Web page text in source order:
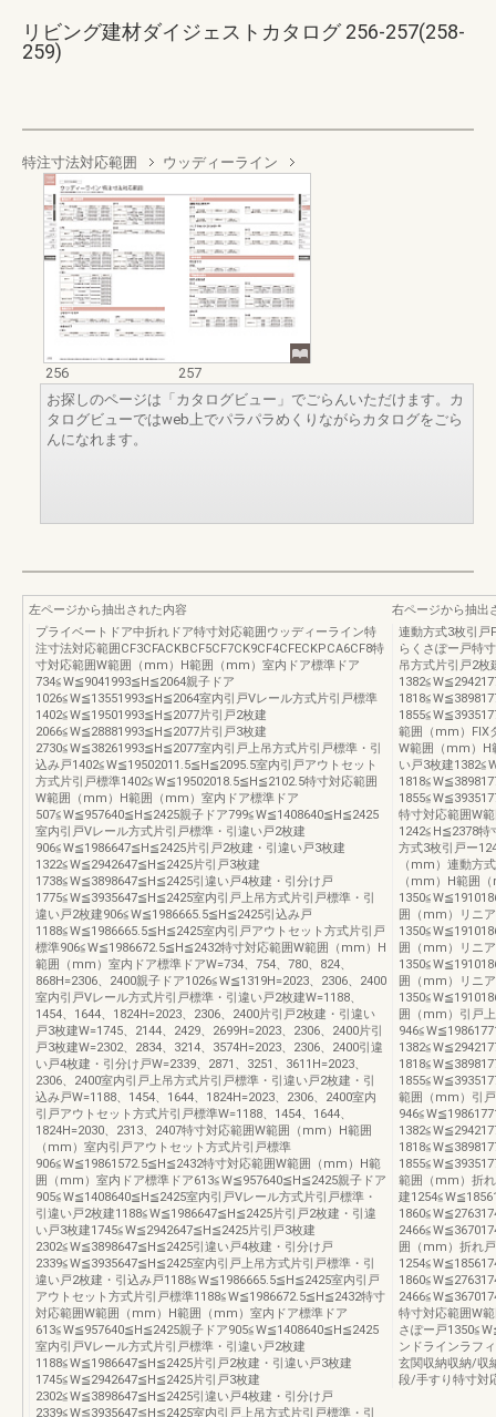
リビング建材ダイジェストカタログ 256-257(258-
259)
特注寸法対応範囲 ウッディーライン
256
257
お探しのページは「カタログビュー」でごらんいただけます。カ
タログビューではweb上でパラパラめくりながらカタログをごら
んになれます。
左ページから抽出された内容
プライベートドア中折れドア特寸対応範囲ウッディーライン特
注寸法対応範囲CF3CFACKBCF5CF7CK9CF4CFECKPCA6CF8特
寸対応範囲W範囲（mm）H範囲（mm）室内ドア標準ドア
734≦W≦9041993≦H≦2064親子ドア
1026≦W≦13551993≦H≦2064室内引戸Vレール方式片引戸標準
1402≦W≦19501993≦H≦2077片引戸2枚建
2066≦W≦28881993≦H≦2077片引戸3枚建
2730≦W≦38261993≦H≦2077室内引戸上吊方式片引戸標準・引
込み戸1402≦W≦19502011.5≦H≦2095.5室内引戸アウトセット
方式片引戸標準1402≦W≦19502018.5≦H≦2102.5特寸対応範囲
W範囲（mm）H範囲（mm）室内ドア標準ドア
507≦W≦957640≦H≦2425親子ドア799≦W≦1408640≦H≦2425
室内引戸Vレール方式片引戸標準・引違い戸2枚建
906≦W≦1986647≦H≦2425片引戸2枚建・引違い戸3枚建
1322≦W≦2942647≦H≦2425片引戸3枚建
1738≦W≦3898647≦H≦2425引違い戸4枚建・引分け戸
1775≦W≦3935647≦H≦2425室内引戸上吊方式片引戸標準・引
違い戸2枚建906≦W≦1986665.5≦H≦2425引込み戸
1188≦W≦1986665.5≦H≦2425室内引戸アウトセット方式片引戸
標準906≦W≦1986672.5≦H≦2432特寸対応範囲W範囲（mm）H
範囲（mm）室内ドア標準ドアW=734、754、780、824、
868H=2306、2400親子ドア1026≦W≦1319H=2023、2306、2400
室内引戸Vレール方式片引戸標準・引違い戸2枚建W=1188、
1454、1644、1824H=2023、2306、2400片引戸2枚建・引違い
戸3枚建W=1745、2144、2429、2699H=2023、2306、2400片引
戸3枚建W=2302、2834、3214、3574H=2023、2306、2400引違
い戸4枚建・引分け戸W=2339、2871、3251、3611H=2023、
2306、2400室内引戸上吊方式片引戸標準・引違い戸2枚建・引
込み戸W=1188、1454、1644、1824H=2023、2306、2400室内
引戸アウトセット方式片引戸標準W=1188、1454、1644、
1824H=2030、2313、2407特寸対応範囲W範囲（mm）H範囲
（mm）室内引戸アウトセット方式片引戸標準
906≦W≦19861572.5≦H≦2432特寸対応範囲W範囲（mm）H範
囲（mm）室内ドア標準ドア613≦W≦957640≦H≦2425親子ドア
905≦W≦1408640≦H≦2425室内引戸Vレール方式片引戸標準・
引違い戸2枚建1188≦W≦1986647≦H≦2425片引戸2枚建・引違
い戸3枚建1745≦W≦2942647≦H≦2425片引戸3枚建
2302≦W≦3898647≦H≦2425引違い戸4枚建・引分け戸
2339≦W≦3935647≦H≦2425室内引戸上吊方式片引戸標準・引
違い戸2枚建・引込み戸1188≦W≦1986665.5≦H≦2425室内引戸
アウトセット方式片引戸標準1188≦W≦1986672.5≦H≦2432特寸
対応範囲W範囲（mm）H範囲（mm）室内ドア標準ドア
613≦W≦957640≦H≦2425親子ドア905≦W≦1408640≦H≦2425
室内引戸Vレール方式片引戸標準・引違い戸2枚建
1188≦W≦1986647≦H≦2425片引戸2枚建・引違い戸3枚建
1745≦W≦2942647≦H≦2425片引戸3枚建
2302≦W≦3898647≦H≦2425引違い戸4枚建・引分け戸
2339≦W≦3935647≦H≦2425室内引戸上吊方式片引戸標準・引
右ページから抽出
連動方式3枚引戸
らくさぽー戸特
吊方式片引戸2枚
範囲（mm）FIX
W範囲（mm）H
い戸3枚建
特寸対応範囲W
1242≦H≦2378特
方式3枚引戸ー
（mm）連動方
（mm）H範囲
囲（mm）リニ
囲（mm）リニ
囲（mm）リニ
囲（mm）引戸
範囲（mm）引
範囲（mm）折
建
囲（mm）折れ
特寸対応範囲W
さぽー戸
ンドラインラフ
玄関収納収納/収
段/手すり特寸対